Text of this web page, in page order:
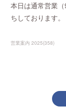
本日は通常営業
ちしております。
営業案内 2025(358)